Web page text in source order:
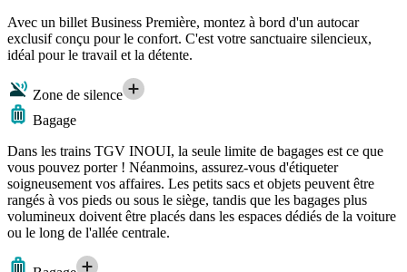
Avec un billet Business Première, montez à bord d'un autocar
exclusif conçu pour le confort. C'est votre sanctuaire silencieux,
idéal pour le travail et la détente.
Zone de silence
Bagage
Dans les trains TGV INOUI, la seule limite de bagages est ce que
vous pouvez porter ! Néanmoins, assurez-vous d'étiqueter
soigneusement vos affaires. Les petits sacs et objets peuvent être
rangés à vos pieds ou sous le siège, tandis que les bagages plus
volumineux doivent être placés dans les espaces dédiés de la voiture
ou le long de l'allée centrale.